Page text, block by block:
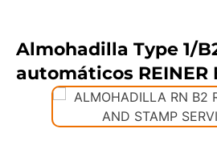
Almohadilla Type 1/
automáticos REINER